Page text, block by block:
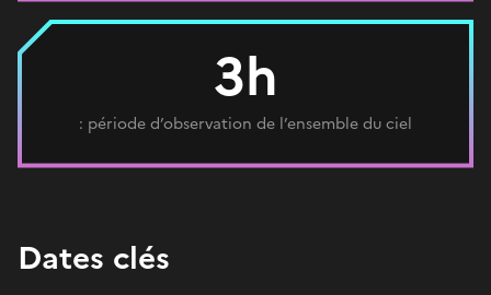
3h
: période d’observation de l’ensemble du ciel
Dates clés